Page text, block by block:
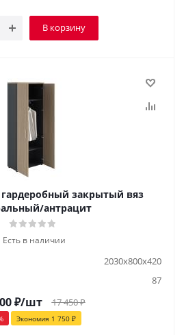
В корзину
закрытый вяз
антрацит
Есть в наличии
2030x800x420
87
₽/шт 17 450₽
Экономия 1 750₽